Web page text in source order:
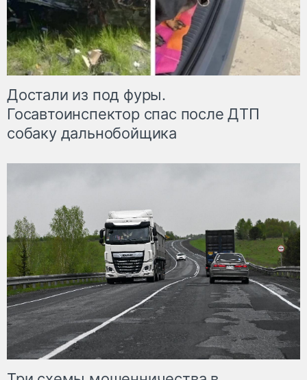
Достали из под фуры.
Госавтоинспектор спас после ДТП
собаку дальнобойщика